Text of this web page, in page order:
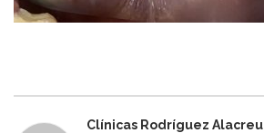
Clínicas Rodríguez Alacreu